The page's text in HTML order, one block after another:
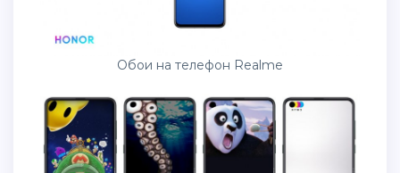
Обои на телефон Realme